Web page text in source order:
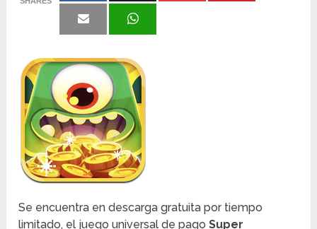
Se encuentra en descarga gratuita por tiempo
limitado, el juego universal de pago Super